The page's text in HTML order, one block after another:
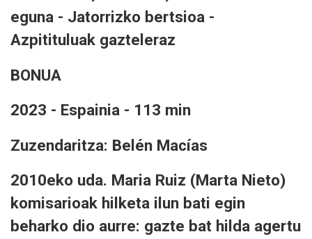
eguna - Jatorrizko bertsioa -
Azpitituluak gazteleraz
BONUA
2023 - Espainia - 113 min
Zuzendaritza: Belén Macías
2010eko uda. Maria Ruiz (Marta Nieto)
komisarioak hilketa ilun bati egin
beharko dio aurre: gazte bat hilda agertu